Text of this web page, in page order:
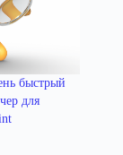
быстрый
для